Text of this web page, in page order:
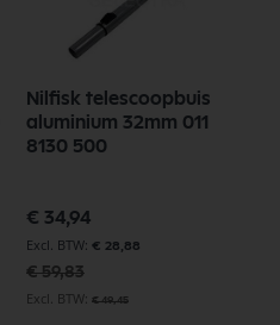
Nilfisk telescoopbuis
aluminium 32mm 011
8130 500
Speciale
prijs
€ 34,94
€ 28,88
€ 59,83
€ 49,45